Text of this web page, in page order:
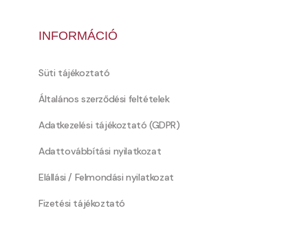
INFORMÁCIÓ
Süti tájékoztató
Általános szerződési feltételek
Adatkezelési tájékoztató (GDPR)
Adattovábbítási nyilatkozat
Elállási / Felmondási nyilatkozat
Fizetési tájékoztató